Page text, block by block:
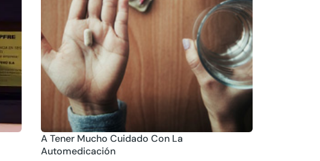
A Tener Mucho Cuidado Con La
Automedicación